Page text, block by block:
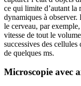
ce qui limite d’autant la
dynamiques à observer.
le cerveau, par
vitesse de tout le
successives des
de quelques ms.
Microscopie avec